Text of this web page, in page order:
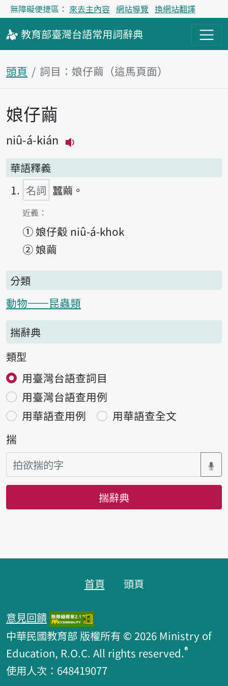
無障礙便捷區： 來去主內容 網站導覽 換網站翻譯
教育部臺灣台語常用詞辭典
頭頁 詞目：娘仔繭（這馬頁面）
主內容區
娘仔繭
niû-á-kián
華語釋義
名詞 蠶繭。
第1項釋義的
近義：
① 娘仔觳 niû-á-khok
② 娘繭
分類
動物——昆蟲類
揣辭典
類型
用臺灣台語查詞目
用臺灣台語查用例
用華語查用例
用華語查全文
揣
揣辭典
首頁 頭頁
意見回饋
中華民國教育部 版權所有 © 2026 Ministry of
Education, R.O.C. All rights reserved.®
使用人次：648419077